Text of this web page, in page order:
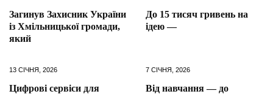
Загинув Захисник України
із Хмільницької громади,
який
До 15 тисяч гривень на
ідею —
13 СІЧНЯ, 2026
Цифрові сервіси для
7 СІЧНЯ, 2026
Від навчання — до